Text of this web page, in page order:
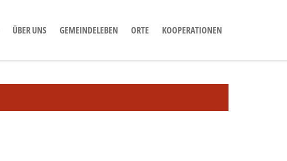
ÜBER UNS GEMEINDELEBEN ORTE KOOPERATIONEN